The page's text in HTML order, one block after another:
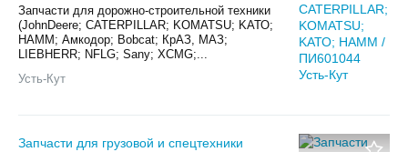
Запчасти для дорожно-строительной техники
(JohnDeere; CATERPILLAR; KOMATSU; KАТО;
HAMM; Амкодор; Bobcat; КрАЗ, МАЗ;
LIEBHERR; NFLG; Sany; XCMG;...
Усть-Кут
Запчасти для грузовой и спецтехники